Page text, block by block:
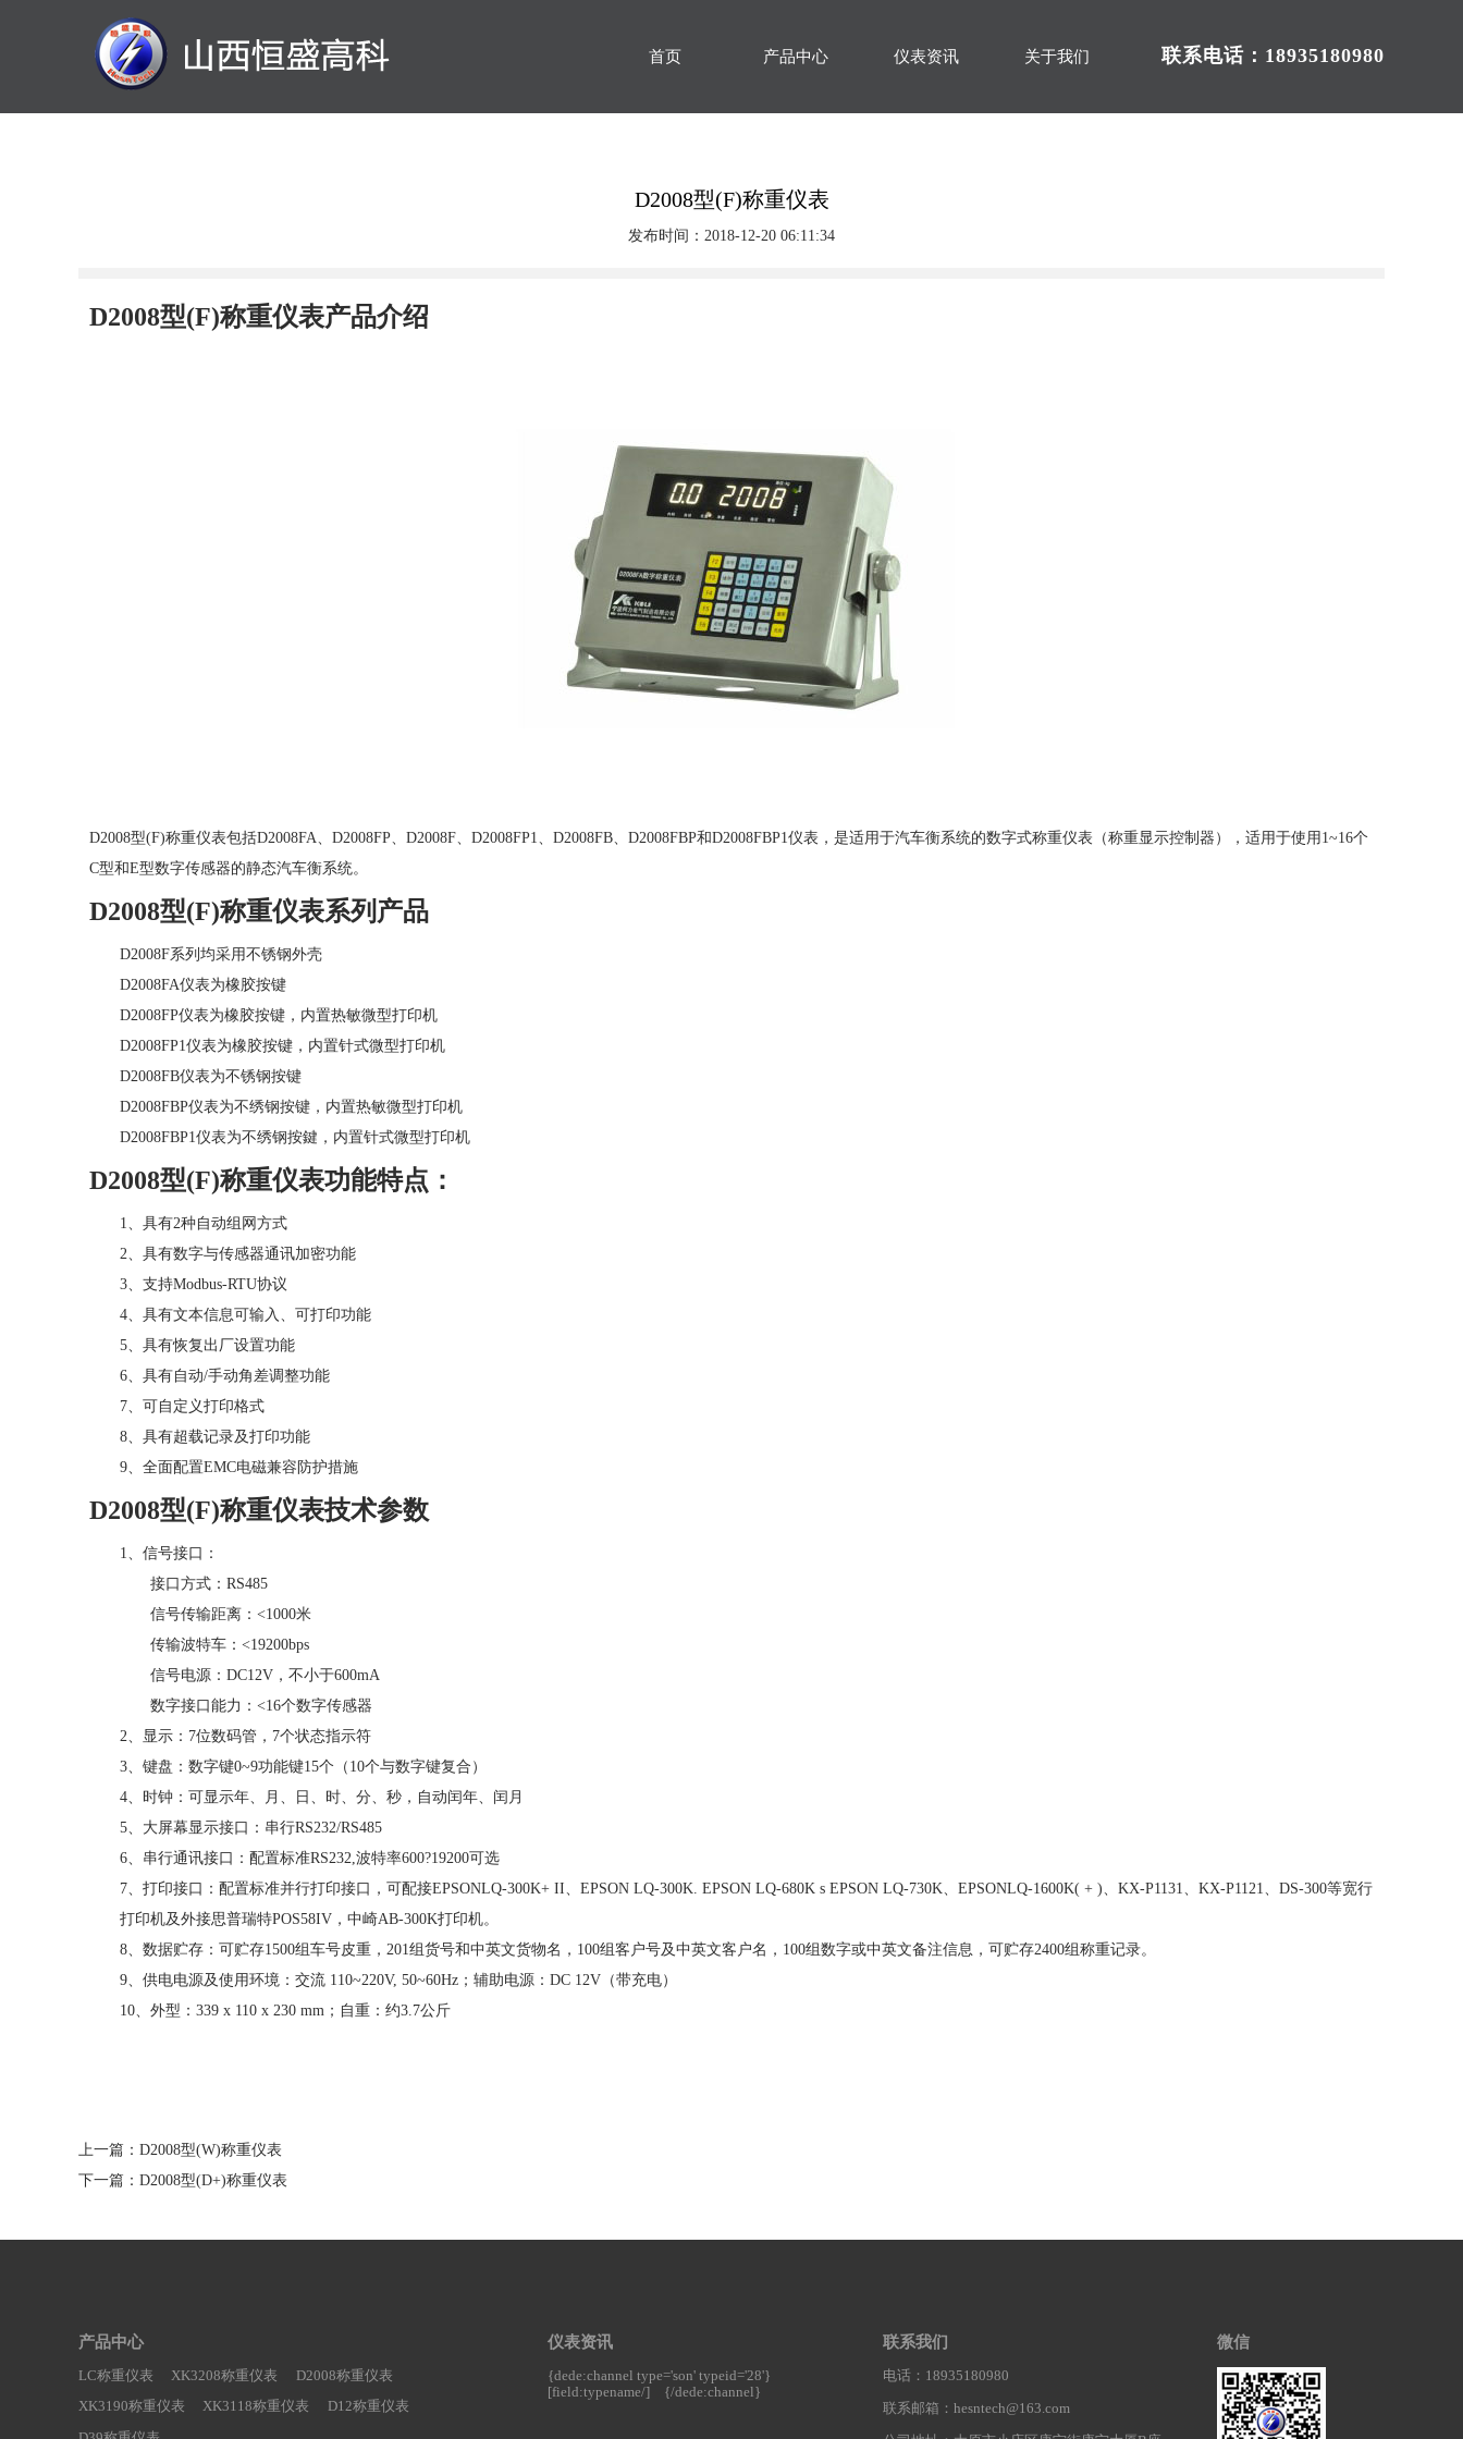
首页 产品中心 仪表资讯 关于我们 联系电话：18935180980
D2008型(F)称重仪表
发布时间：2018-12-20 06:11:34
D2008型(F)称重仪表产品介绍
D2008型(F)称重仪表包括D2008FA、D2008FP、D2008F、D2008FP1、D2008FB、D2008FBP和D2008FBP1仪表，是适用于汽车衡系统的数字式称重仪表（称重显示控制器），适用于使用1~16个
C型和E型数字传感器的静态汽车衡系统。
D2008型(F)称重仪表系列产品
D2008F系列均采用不锈钢外壳
D2008FA仪表为橡胶按键
D2008FP仪表为橡胶按键，内置热敏微型打印机
D2008FP1仪表为橡胶按键，内置针式微型打印机
D2008FB仪表为不锈钢按键
D2008FBP仪表为不绣钢按键，内置热敏微型打印机
D2008FBP1仪表为不绣钢按鍵，内置针式微型打印机
D2008型(F)称重仪表功能特点：
1、具有2种自动组网方式
2、具有数字与传感器通讯加密功能
3、支持Modbus-RTU协议
4、具有文本信息可输入、可打印功能
5、具有恢复出厂设置功能
6、具有自动/手动角差调整功能
7、可自定义打印格式
8、具有超载记录及打印功能
9、全面配置EMC电磁兼容防护措施
D2008型(F)称重仪表技术参数
1、信号接口：
接口方式：RS485
信号传输距离：<1000米
传输波特车：<19200bps
信号电源：DC12V，不小于600mA
数字接口能力：<16个数字传感器
2、显示：7位数码管，7个状态指示符
3、键盘：数字键0~9功能键15个（10个与数字键复合）
4、时钟：可显示年、月、日、时、分、秒，自动闰年、闰月
5、大屏幕显示接口：串行RS232/RS485
6、串行通讯接口：配置标准RS232,波特率600?19200可选
7、打印接口：配置标准并行打印接口，可配接EPSONLQ-300K+ II、EPSON LQ-300K. EPSON LQ-680K s EPSON LQ-730K、EPSONLQ-1600K( + )、KX-P1131、KX-P1121、DS-300等宽行
打印机及外接思普瑞特POS58IV，中崎AB-300K打印机。
8、数据贮存：可贮存1500组车号皮重，201组货号和中英文货物名，100组客户号及中英文客户名，100组数字或中英文备注信息，可贮存2400组称重记录。
9、供电电源及使用环境：交流 110~220V, 50~60Hz；辅助电源：DC 12V（带充电）
10、外型：339 x 110 x 230 mm；自重：约3.7公斤
上一篇： D2008型(W)称重仪表
下一篇： D2008型(D+)称重仪表
产品中心
LC称重仪表 XK3208称重仪表
D2008称重仪表
XK3190称重仪表
XK3118称重仪表
D12称重仪表
仪表资讯
{dede:channel type='son' typeid='28'}
[field:typename/]
{/dede:channel}
联系我们
电话：18935180980
联系邮箱：hesntech@163.com
微信